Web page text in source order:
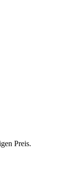
Preis.